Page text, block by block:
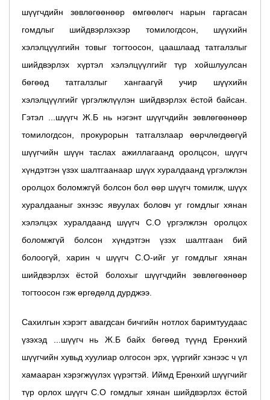
шүүгчдийн зөвлөгөөнөөр өмгөөлөгч нарын гаргасан
гомдлыг шийдвэрлэхээр томилогдсон, шүүхийн
хэлэлцүүлгийн товыг тогтоосон, цаашлаад татгалзлыг
шийдвэрлэх хүртэл хэлэлцүүлгийг түр хойшлуулсан
бөгөөд татгалзлыг хангаагүй учир шүүхийн
хэлэлцүүлгийг үргэлжлүүлэн шийдвэрлэх ёстой байсан.
Гэтэл ...шүүгч Ж.Б нь нэгэнт шүүгчдийн зөвлөгөөнөөр
томилогдсон, прокурорын татгалзлаар өөрчлөгдөөгүй
шүүгчийн шүүн таслах ажиллагаанд оролцсон, шүүгч
хүндэтгэн үзэх шалтгаанаар шүүх хуралдаанд үргэлжлэн
оролцох боломжгүй болсон бол өөр шүүгч томилж, шүүх
хуралдааныг эхнээс явуулах боловч уг гомдлыг хянан
хэлэлцэх хуралдаанд шүүгч С.О үргэлжлэн оролцох
боломжгүй болсон хүндэтгэн үзэх шалтгаан бий
болоогүй, харин ч шүүгч С.О-ийг уг гомдлыг хянан
шийдвэрлэх ёстой болохыг шүүгчдийн зөвлөгөөнөөр
тогтоосон гэж өргөдөлд дурджээ.
Сахилгын хэрэгт авагдсан бичгийн нотлох баримтуудаас
үзэхэд ...шүүгч нь Ж.Б байх бөгөөд түүнд Ерөнхий
шүүгчийн хувьд хуулиар олгосон эрх, үүргийг хэнээс ч үл
хамааран хэрэгжүүлэх үүрэгтэй. Иймд Ерөнхий шүүгчийг
түр орлох шүүгч С.О гомдлыг хянан шийдвэрлэх ёстой